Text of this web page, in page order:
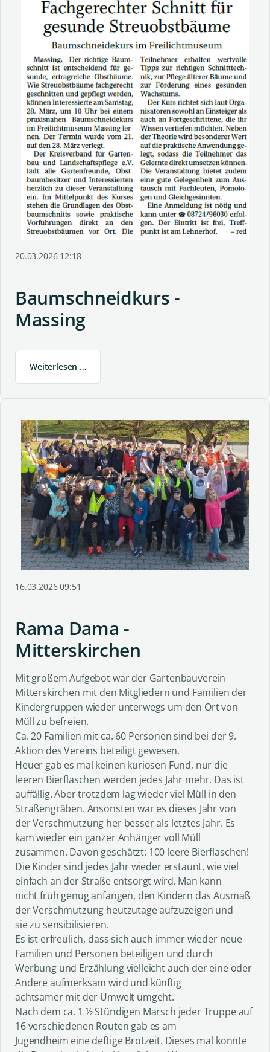
20.03.2026 12:18
Baumschneidkurs -
Massing
Weiterlesen …
16.03.2026 09:51
Rama Dama -
Mitterskirchen
Mit großem Aufgebot war der Gartenbauverein
Mitterskirchen mit den Mitgliedern und Familien der
Kindergruppen wieder unterwegs um den Ort von
Müll zu befreien.
Ca. 20 Familien mit ca. 60 Personen sind bei der 9.
Aktion des Vereins beteiligt gewesen.
Heuer gab es mal keinen kuriosen Fund, nur die
leeren Bierflaschen werden jedes Jahr mehr. Das ist
auffällig. Aber trotzdem lag wieder viel Müll in den
Straßengräben. Ansonsten war es dieses Jahr von
der Verschmutzung her besser als letztes Jahr. Es
kam wieder ein ganzer Anhänger voll Müll
zusammen. Davon geschätzt: 100 leere Bierflaschen!
Die Kinder sind jedes Jahr wieder erstaunt, wie viel
einfach an der Straße entsorgt wird. Man kann
nicht früh genug anfangen, den Kindern das Ausmaß
der Verschmutzung heutzutage aufzuzeigen und
sie zu sensibilisieren.
Es ist erfreulich, dass sich auch immer wieder neue
Familien und Personen beteiligen und durch
Werbung und Erzählung vielleicht auch der eine oder
Andere aufmerksam wird und künftig
achtsamer mit der Umwelt umgeht.
Nach dem ca. 1 ½ Stündigen Marsch jeder Truppe auf
16 verschiedenen Routen gab es am
Jugendheim eine deftige Brotzeit. Dieses mal konnte